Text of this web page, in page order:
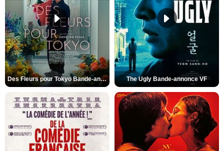
Des Fleurs pour Tokyo Bande-annonce VO STFR The Ugly Bande-annonce VF